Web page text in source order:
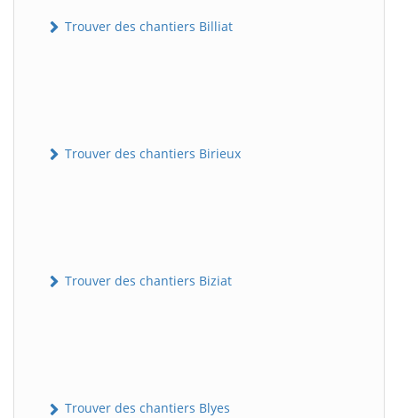
Trouver des chantiers Billiat
Trouver des chantiers Birieux
Trouver des chantiers Biziat
Trouver des chantiers Blyes